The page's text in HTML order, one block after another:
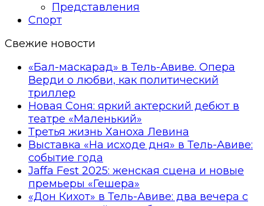
Представления
Спорт
Свежие новости
«Бал-маскарад» в Тель-Авиве. Опера
Верди о любви, как политический
триллер
Новая Соня: яркий актерский дебют в
театре «Маленький»
Третья жизнь Ханоха Левина
Выставка «На исходе дня» в Тель-Авиве:
событие года
Jaffa Fest 2025: женская сцена и новые
премьеры «Гешера»
«Дон Кихот» в Тель-Авиве: два вечера с